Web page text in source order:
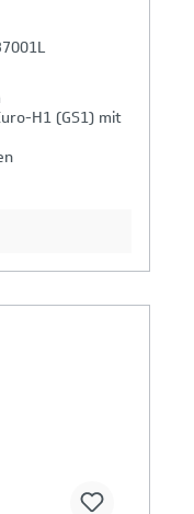
H1 (GS1) mit